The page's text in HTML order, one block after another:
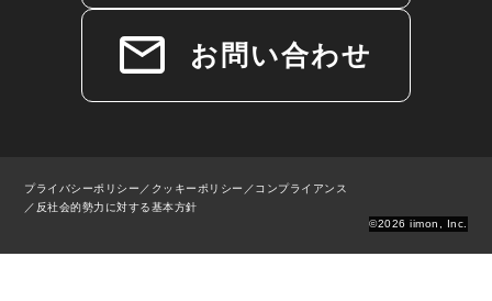
お問い合わせ
プライバシーポリシー ／ クッキーポリシー ／コンプライアンス
／ 反社会的勢力に対する基本方針
©2026 iimon, Inc.